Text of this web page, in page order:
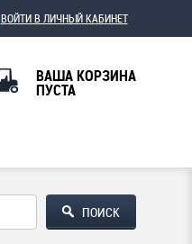
ВОЙТИ В ЛИЧНЫЙ КАБИНЕТ
ВАША КОРЗИНА
ПУСТА